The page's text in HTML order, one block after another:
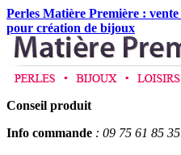
Perles Matière Première : vente
pour création de bijoux
Conseil produit
Info commande : 09 75 61 85 35